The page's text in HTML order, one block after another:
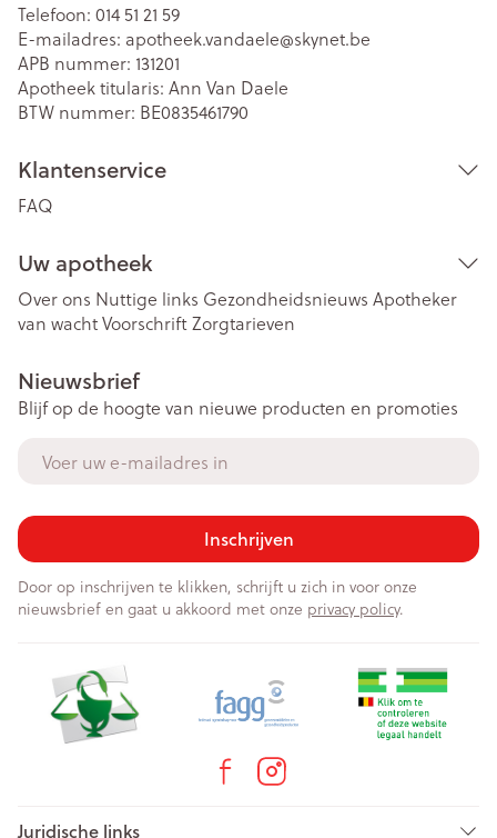
Telefoon: 014 51 21 59
E-mailadres: apotheek.vandaele@skynet.be
APB nummer: 131201
Apotheek titularis: Ann Van Daele
BTW nummer: BE0835461790
Klantenservice
FAQ
Uw apotheek
Over ons Nuttige links Gezondheidsnieuws Apotheker
van wachtVoorschriftZorgtarieven
Nieuwsbrief
Blijf op de hoogte van nieuwe producten en promoties
Inschrijven
Door op inschrijven te klikken, schrijft u zich in voor onze
nieuwsbrief en gaat u akkoord met onze privacy policy.
Juridische links